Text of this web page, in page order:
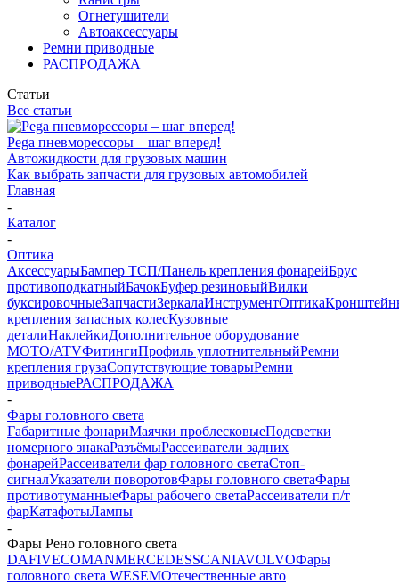
Огнетушители
Автоаксессуары
Ремни приводные
РАСПРОДАЖА
Статьи
Все статьи
Pega пневморессоры – шаг вперед!
Автожидкости для грузовых машин
Как выбрать запчасти для грузовых автомобилей
Главная
-
Каталог
-
Оптика
АксессуарыБампер ТСП/Панель крепления фонарейБрус
противоподкатныйБачокБуфер резиновыйВилки
буксировочныеЗапчастиЗеркалаИнструментОптика
крепления запасных колесКузовные
деталиНаклейкиДополнительное оборудование
MOTO/ATVФитингиПрофиль уплотнительныйРемни
крепления грузаСопутствующие товарыРемни
приводныеРАСПРОДАЖА
-
Фары головного света
Габаритные фонариМаячки проблесковыеПодсветки
номерного знакаРазъёмыРассеиватели задних
фонарейРассеиватели фар головного светаСтоп-
сигналУказатели поворотовФары головного светаФары
противотуманныеФары рабочего светаРассеиватели п/т
фарКатафотыЛампы
-
Фары Рено головного света
DAFIVECOMANMERCEDESSCANIAVOLVOФары
головного света WESEMОтечественные авто